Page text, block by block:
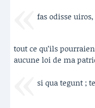
fas odisse
tout ce qu’ils
aucune loi de ma
si qua tegunt ;